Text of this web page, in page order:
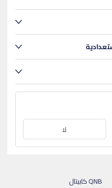
لا
QNB كابيتال